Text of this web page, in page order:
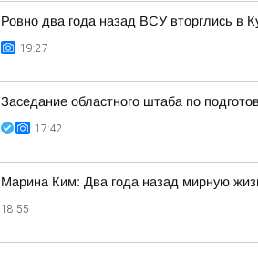
Ровно два года назад ВСУ вторглись в
19:27
Заседание областного штаба по
17:42
Марина Ким: Два года назад мирную
18:55